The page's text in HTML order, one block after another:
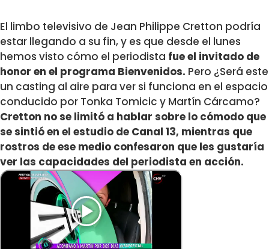
El limbo televisivo de Jean Philippe Cretton podría
estar llegando a su fin, y es que desde el lunes
hemos visto cómo el periodista fue el invitado de
honor en el programa Bienvenidos. Pero ¿Será este
un casting al aire para ver si funciona en el espacio
conducido por Tonka Tomicic y Martín Cárcamo?
Cretton no se limitó a hablar sobre lo cómodo que
se sintió en el estudio de Canal 13, mientras que
rostros de ese medio confesaron que les gustaría
ver las capacidades del periodista en acción.